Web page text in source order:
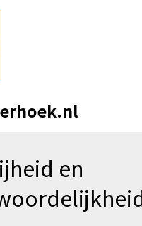
en